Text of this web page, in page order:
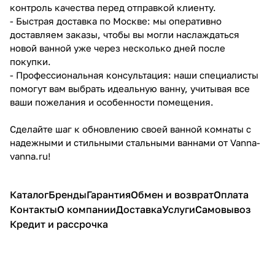
контроль качества перед отправкой клиенту.
- Быстрая доставка по Москве: мы оперативно
доставляем заказы, чтобы вы могли наслаждаться
новой ванной уже через несколько дней после
покупки.
- Профессиональная консультация: наши специалисты
помогут вам выбрать идеальную ванну, учитывая все
ваши пожелания и особенности помещения.
Сделайте шаг к обновлению своей ванной комнаты с
надежными и стильными стальными ваннами от Vanna-
vanna.ru!
КаталогБрендыГарантияОбмен и возвратОплата
КонтактыО компанииДоставкаУслугиСамовывоз
Кредит и рассрочка